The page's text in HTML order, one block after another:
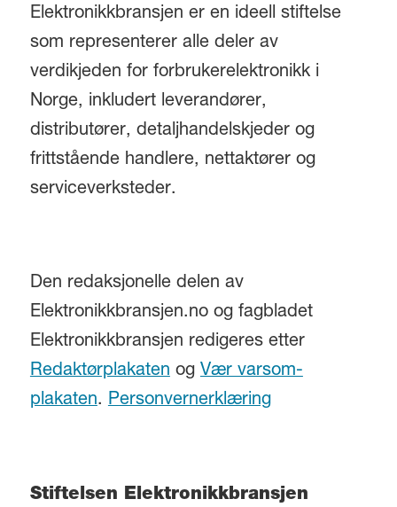
Elektronikkbransjen er en ideell stiftelse
som representerer alle deler av
verdikjeden for forbrukerelektronikk i
Norge, inkludert leverandører,
distributører, detaljhandelskjeder og
frittstående handlere, nettaktører og
serviceverksteder.
Den redaksjonelle delen av
Elektronikkbransjen.no og fagbladet
Elektronikkbransjen redigeres etter
Redaktørplakatenog Vær varsom-
plakaten. Personvernerklæring
Stiftelsen Elektronikkbransjen